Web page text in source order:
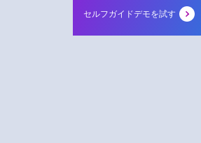
セルフガイドデモを試す